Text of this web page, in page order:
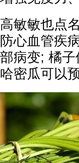
高敏敏也点
防心血管疾
部病变; 橘
哈密瓜可以